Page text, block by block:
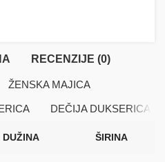
RECENZIJE (0)
ŽENSKA MAJICA
DEČIJA DUKSERICA
DUŽINA ŠIRINA